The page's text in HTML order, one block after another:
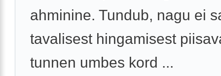
ahminine. Tundub, nagu ei
tavalisest hingamisest
tunnen umbes kord ...